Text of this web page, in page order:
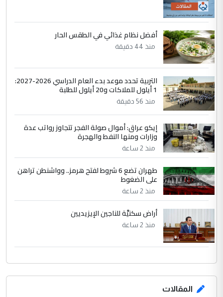
التعليق : نحن اباء الطلاب الأوائل على العراق
نتشرف بلقاء السيد احمد الصافي في العتبات
الحسنية لزرع ...
الموضوع :
مكتب السيد احمد الصافي : لا يوجود
لدينا اي حساب على الفيس بوك وتويتر
أفضل نظام غذائي في الطقس الحار
منذ 44 دقيقة
التربية تحدد موعد بدء العام الدراسي 2026-2027:
1 أيلول للملاكات و20 أيلول للطلبة
منذ 56 دقيقة
إيكو عراق: أموال صولة الفجر تتجاوز رواتب عدة
وزارات ومنها النفط والهجرة
منذ 2 ساعة
طهران تضع 6 شروط لفتح هرمز.. وواشنطن تراهن
على الضغوط
منذ 2 ساعة
أراض سكنيَّة للناجين الإيزيديين
منذ 2 ساعة
المقالات